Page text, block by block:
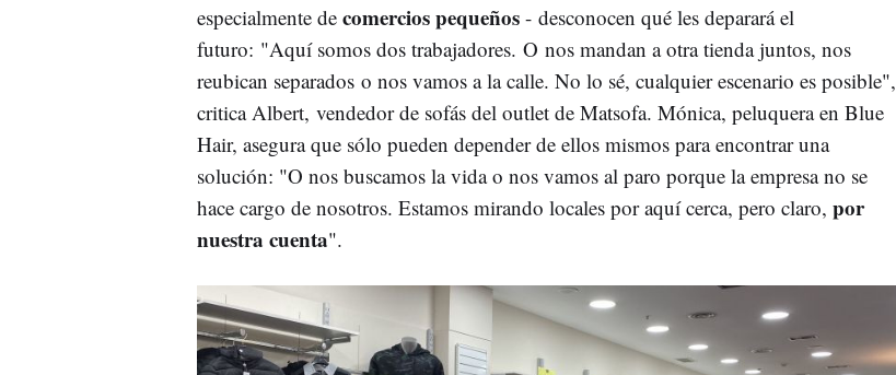
especialmente de comercios pequeños - desconocen qué les deparará el
futuro: "Aquí somos dos trabajadores. O nos mandan a otra tienda juntos, nos
reubican separados o nos vamos a la calle. No lo sé, cualquier escenario es posible",
critica Albert, vendedor de sofás del outlet de Matsofa. Mónica, peluquera en Blue
Hair, asegura que sólo pueden depender de ellos mismos para encontrar una
solución: "O nos buscamos la vida o nos vamos al paro porque la empresa no se
hace cargo de nosotros. Estamos mirando locales por aquí cerca, pero claro, por
nuestra cuenta".